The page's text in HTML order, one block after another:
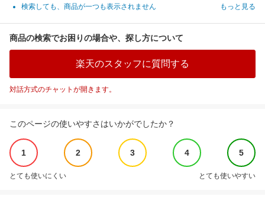
検索しても、商品が一つも表示されません
もっと見る
商品の検索でお困りの場合や、探し方について
楽天のスタッフに質問する
対話方式のチャットが開きます。
このページの使いやすさはいかがでしたか？
1 2 3 4 5
とても使いにくい とても使いやすい